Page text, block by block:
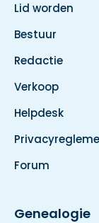
Lid worden
Bestuur
Redactie
Verkoop
Helpdesk
Forum
Genealogie